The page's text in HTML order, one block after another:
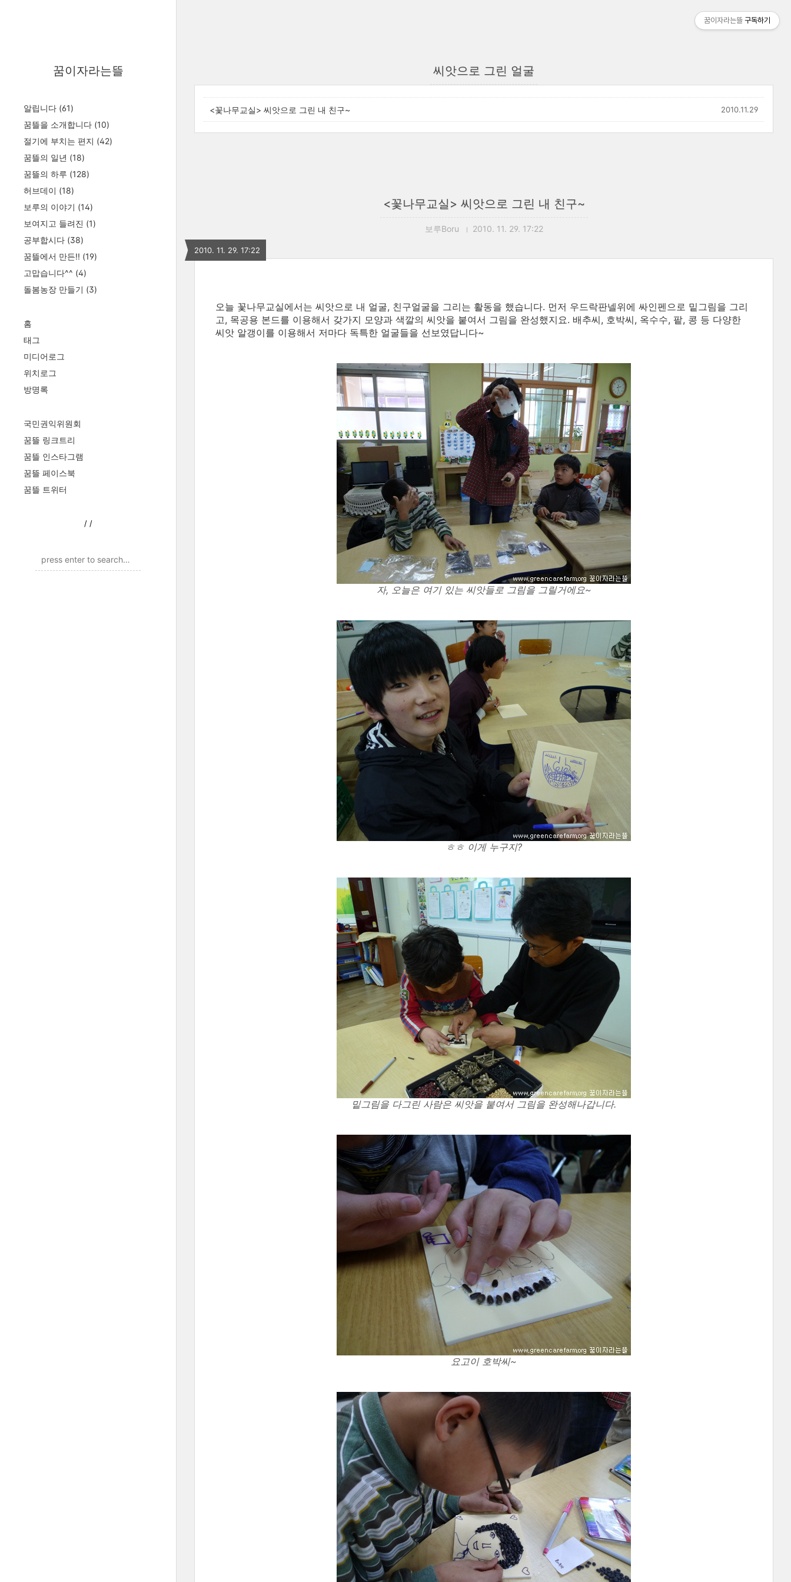
꿈이자라는뜰
알립니다 (61)
꿈뜰을 소개합니다 (10)
절기에 부치는 편지 (42)
꿈뜰의 일년 (18)
꿈뜰의 하루 (128)
허브데이 (18)
보루의 이야기 (14)
보여지고 들려진 (1)
공부합시다 (38)
꿈뜰에서 만든!! (19)
고맙습니다^^ (4)
돌봄농장 만들기 (3)
홈
태그
미디어로그
위치로그
방명록
국민권익위원회
꿈뜰 링크트리
꿈뜰 인스타그램
꿈뜰 페이스북
꿈뜰 트위터
/ /
씨앗으로 그린 얼굴
<꽃나무교실> 씨앗으로 그린 내 친구~ 2010.11.29
<꽃나무교실> 씨앗으로 그린 내 친구~
보루Boru 2010. 11. 29. 17:22
2010. 11. 29. 17:22
오늘 꽃나무교실에서는 씨앗으로 내 얼굴, 친구얼굴을 그리는 활동을 했습니다. 먼저 우드락판넬위에 싸인펜으로 밑그림을 그리
고, 목공용 본드를 이용해서 갖가지 모양과 색깔의 씨앗을 붙여서 그림을 완성했지요. 배추씨, 호박씨, 옥수수, 팥, 콩 등 다양한
씨앗 알갱이를 이용해서 저마다 독특한 얼굴들을 선보였답니다~
자, 오늘은 여기 있는 씨앗들로 그림을 그릴거에요~
ㅎㅎ 이게 누구지?
밑그림을 다그린 사람은 씨앗을 붙여서 그림을 완성해나갑니다.
요고이 호박씨~
꿈이자라는뜰 구독하기